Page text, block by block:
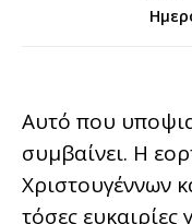
Αυτό που
συμβαίνει. Η
Χριστουγέννων
τόσες ευκαιρίες